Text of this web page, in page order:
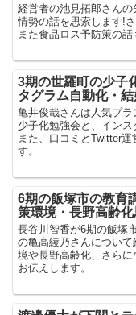
経営者の池見拓郎さん
情勢の話を思索します!
また食品ロス予防策の話
3期の世羅町の少子
タグラム自動化・
亀井俊哉さんは人気プ
少子化勉強会と、インス
また、口コミとTwitter
す。
6期の飯塚市の教育
策環境・長野高齢化
長谷川智香が6期の飯塚
の亀高綾乃さんについ
境や長野高齢化、さら
お伝えします。